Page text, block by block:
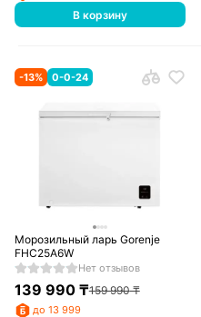
В корзину
-13% 0-0-24
Морозильный ларь Gorenje
FHC25A6W
Нет отзывов
139 990₸159 990₸
до 13 999